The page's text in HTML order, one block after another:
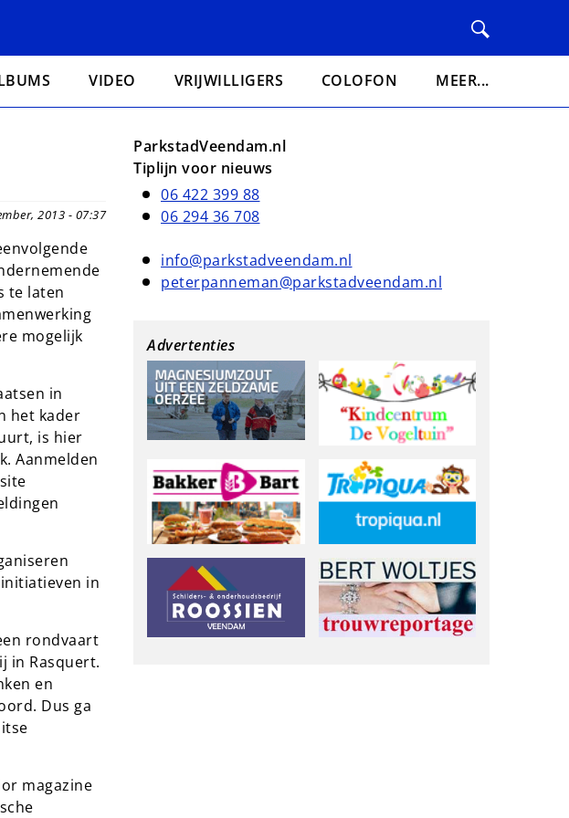
VIDEO VRIJWILLIGERS COLOFON MEER...
2013 - 07:37
te laten
mogelijk
in
het kader
is hier
Aanmelden
in
rondvaart
in Rasquert.
en
Dus ga
magazine
ParkstadVeendam.nl
Tiplijn voor nieuws
06 422 399 88
06 294 36 708
info@parkstadveendam.nl
peterpanneman@parkstadveendam.nl
Advertenties